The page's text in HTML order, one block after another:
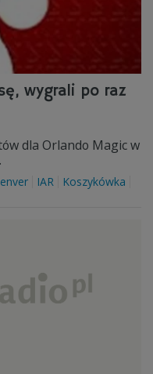
wygrali po raz
dla Orlando Magic w
IAR
Koszykówka